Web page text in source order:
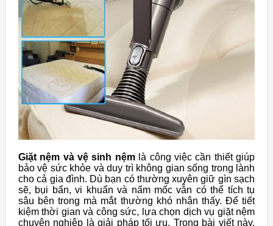
Giặt nệm và vệ sinh nệmlà công việc cần thiết giúp
bảo vệ sức khỏe và duy trì không gian sống trong lành
cho cả gia đình. Dù bạn có thường xuyên giữ gìn sạch
sẽ, bụi bẩn, vi khuẩn và nấm mốc vẫn có thể tích tụ
sâu bên trong mà mắt thường khó nhận thấy. Để tiết
kiệm thời gian và công sức, lựa chọn dịch vụ giặt nệm
chuyên nghiệp là giải pháp tối ưu. Trong bài viết này,